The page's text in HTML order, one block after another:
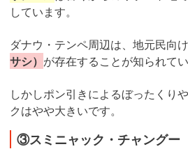
しています。
ダナウ・テンペ周辺は、地元民向
サシ） が存在することが知られてい
しかしポン引きによるぼったくり
クはやや大きいです。
③スミニャック・チャングー